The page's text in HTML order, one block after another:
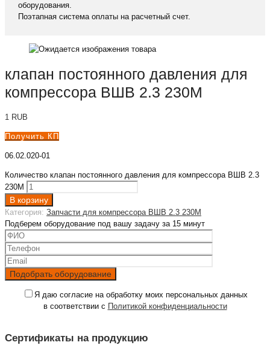
оборудования.
Поэтапная система оплаты на расчетный счет.
клапан постоянного давления для
компрессора ВШВ 2.3 230М
1 RUB
Получить КП
06.02.020-01
Количество клапан постоянного давления для компрессора ВШВ 2.3
230М
В корзину
Категория: Запчасти для компрессора ВШВ 2.3 230М
Подберем оборудование под вашу задачу за 15 минут
Я даю согласие на обработку моих персональных данных
в соответствии с Политикой конфиденциальности
Сертификаты на продукцию